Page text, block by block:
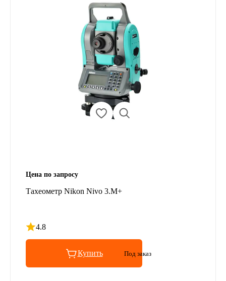
Цена по запросу
Тахеометр Nikon Nivo 3.M+
4.8
Рейтинг 4.8 из 5
Купить Под заказ